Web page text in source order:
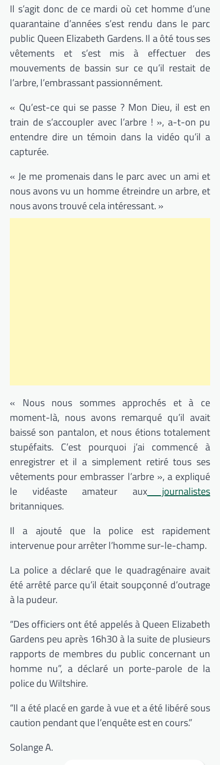
Il s’agit donc de ce mardi où cet homme d’une
quarantaine d’années s’est rendu dans le parc
public Queen Elizabeth Gardens. Il a ôté tous ses
vêtements et s’est mis à effectuer des
mouvements de bassin sur ce qu’il restait de
l’arbre, l’embrassant passionnément.
« Qu’est-ce qui se passe ? Mon Dieu, il est en
train de s’accoupler avec l’arbre ! », a-t-on pu
entendre dire un témoin dans la vidéo qu’il a
capturée.
« Je me promenais dans le parc avec un ami et
nous avons vu un homme étreindre un arbre, et
nous avons trouvé cela intéressant. »
« Nous nous sommes approchés et à ce
moment-là, nous avons remarqué qu’il avait
baissé son pantalon, et nous étions totalement
stupéfaits. C’est pourquoi j’ai commencé à
enregistrer et il a simplement retiré tous ses
vêtements pour embrasser l’arbre », a expliqué
le vidéaste amateur auxjournalistes
britanniques.
Il a ajouté que la police est rapidement
intervenue pour arrêter l’homme sur-le-champ.
La police a déclaré que le quadragénaire avait
été arrêté parce qu’il était soupçonné d’outrage
à la pudeur.
“Des officiers ont été appelés à Queen Elizabeth
Gardens peu après 16h30 à la suite de plusieurs
rapports de membres du public concernant un
homme nu”, a déclaré un porte-parole de la
police du Wiltshire.
“Il a été placé en garde à vue et a été libéré sous
caution pendant que l’enquête est en cours.”
Solange A.